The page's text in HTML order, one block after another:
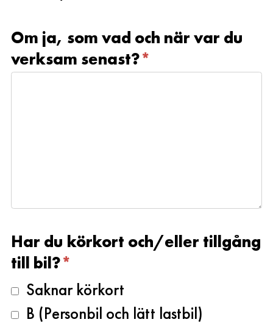
Om ja, som vad och när var du
verksam senast?*
Har du körkort och/eller tillgång
till bil?*
Saknar körkort
B (Personbil och lätt lastbil)